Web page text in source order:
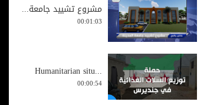
مشروع تشييد جامعة...
00:01:03
Humanitarian situ...
00:00:54